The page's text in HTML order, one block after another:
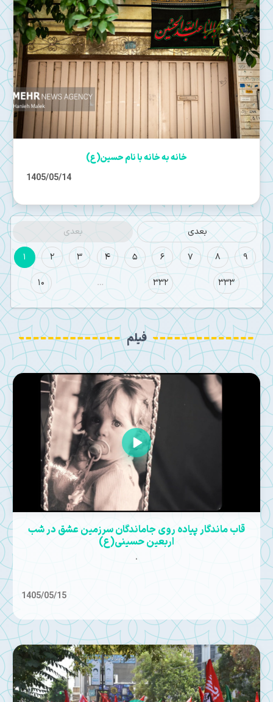
خانه به خانه با نام حسین(ع)
1405/05/14
بعدی
بعدی
1
2 3 4 5 6 7 8
9
10
… 332 333
فیلم
قاب ماندگار پیاده روی جاماندگان سرزمین عشق در شب
اربعین حسینی(ع)
.
1405/05/15